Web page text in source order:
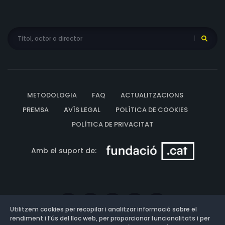
METODOLOGIA FAQ
ACTUALITZACIONS
PREMSA
AVÍS LEGAL
POLÍTICA DE COOKIES
POLÍTICA DE PRIVACITAT
Amb el suport de:
Utilitzem cookies per recopilar i analitzar informació sobre el
rendiment i l’ús del lloc web, per proporcionar funcionalitats i per